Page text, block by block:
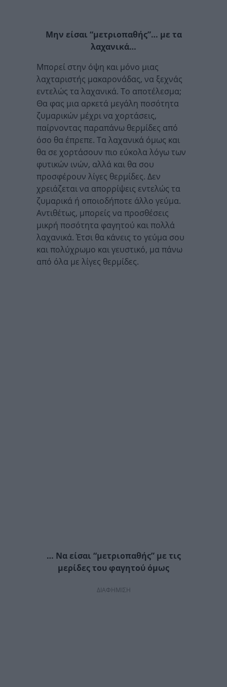
Μην είσαι “μετριοπαθής”… με τα
λαχανικά…
Μπορεί στην όψη και μόνο μιας
λαχταριστής μακαρονάδας, να ξεχνάς
εντελώς τα λαχανικά. Το αποτέλεσμα;
Θα φας μια αρκετά μεγάλη ποσότητα
ζυμαρικών μέχρι να χορτάσεις,
παίρνοντας παραπάνω θερμίδες από
όσο θα έπρεπε. Τα λαχανικά όμως και
θα σε χορτάσουν πιο εύκολα λόγω των
φυτικών ινών, αλλά και θα σου
προσφέρουν λίγες θερμίδες. Δεν
χρειάζεται να απορρίψεις εντελώς τα
ζυμαρικά ή οποιοδήποτε άλλο γεύμα.
Αντιθέτως, μπορείς να προσθέσεις
μικρή ποσότητα φαγητού και πολλά
λαχανικά. Έτσι θα κάνεις το γεύμα σου
και πολύχρωμο και γευστικό, μα πάνω
από όλα με λίγες θερμίδες.
… Να είσαι “μετριοπαθής” με τις
μερίδες του φαγητού όμως
ΔΙΑΦΗΜΙΣΗ